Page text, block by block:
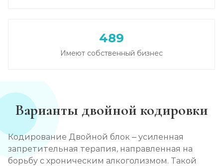
Кодирование дисульфирамом
Кодирование Аквилонгом
от 2 850 ₽ Записаться
Кодирование Алгоминалом
от 2 500 ₽ Записаться
489
Имеют собственный бизнес
Варианты двойной кодировки
Кодирование Двойной блок – усиленная
запретительная терапия, направленная на
борьбу с хроническим алкоголизмом. Такой